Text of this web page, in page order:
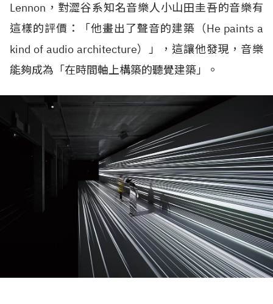
Lennon，對澀谷系知名音樂人小山田圭吾的音樂有
這樣的評價：「他畫出了聲音的建築（He paints a
kind of audio architecture）」，這讓他發現，音樂
能夠成為「在時間軸上構築的聽覺建築」。